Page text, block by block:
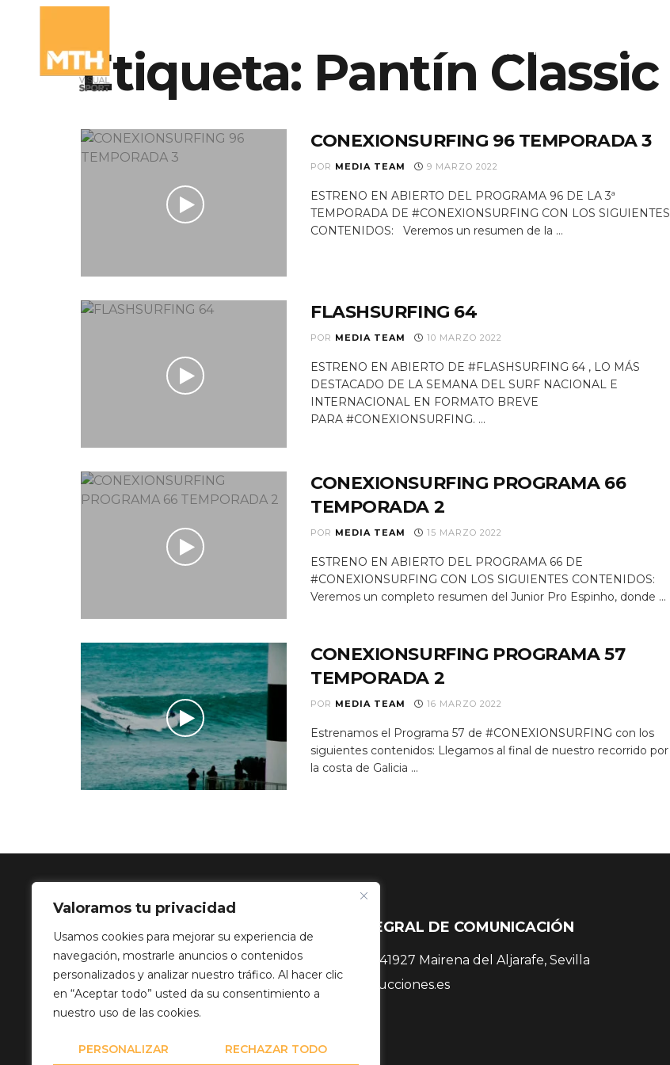
Valoramos tu privacidad
Usamos cookies para mejorar su experiencia de
navegación, mostrarle anuncios o contenidos
personalizados y analizar nuestro tráfico. Al hacer clic
en “Aceptar todo” usted da su consentimiento a
nuestro uso de las cookies.
PERSONALIZAR RECHAZAR TODO
PROGRAMAS TV
Etiqueta: Pantín Classic
CONEXIONSURFING 96 TEMPORADA 3
POR MEDIA TEAM 9 MARZO 2022
ESTRENO EN ABIERTO DEL PROGRAMA 96 DE LA 3ª
TEMPORADA DE #CONEXIONSURFING CON LOS SIGUIENTES
CONTENIDOS: Veremos un resumen de la ...
FLASHSURFING 64
POR MEDIA TEAM 10 MARZO 2022
ESTRENO EN ABIERTO DE #FLASHSURFING 64 , LO MÁS
DESTACADO DE LA SEMANA DEL SURF NACIONAL E
INTERNACIONAL EN FORMATO BREVE
PARA #CONEXIONSURFING. ...
CONEXIONSURFING PROGRAMA 66
TEMPORADA 2
POR MEDIA TEAM 15 MARZO 2022
ESTRENO EN ABIERTO DEL PROGRAMA 66 DE
#CONEXIONSURFING CON LOS SIGUIENTES CONTENIDOS:
Veremos un completo resumen del Junior Pro Espinho, donde ...
CONEXIONSURFING PROGRAMA 57
TEMPORADA 2
POR MEDIA TEAM 16 MARZO 2022
Estrenamos el Programa 57 de #CONEXIONSURFING con los
siguientes contenidos: Llegamos al final de nuestro recorrido por
la costa de Galicia ...
SOLUCIÓN INTEGRAL DE COMUNICACIÓN
Calle Balance, 38, 41927 Mairena del Aljarafe, Sevilla
info@mediatproducciones.es